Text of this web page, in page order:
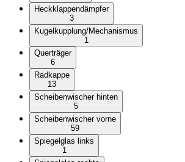
Heckklappendämpfer
3
Kugelkupplung/Mechanismus
1
Querträger
6
Radkappe
13
Scheibenwischer hinten
5
Scheibenwischer vorne
59
Spiegelglas links
1